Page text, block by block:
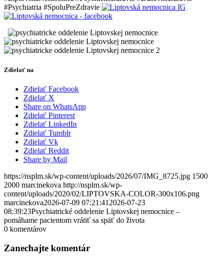
#Psychiatria #SpoluPreZdravie
Zdielať na
Zdielať Facebook
Zdielať X
Share on WhatsApp
Zdielať Pinterest
Zdielať LinkedIn
Zdielať Tumblr
Zdielať Vk
Zdielať Reddit
Share by Mail
https://nsplm.sk/wp-content/uploads/2026/07/IMG_8725.jpg 1500
2000 marcinekova http://nsplm.sk/wp-
content/uploads/2020/02/LIPTOVSKA-COLOR-300x106.png
marcinekova2026-07-09 07:21:41 2026-07-23
08:39:23Psychiatrické oddelenie Liptovskej nemocnice –
pomáhame pacientom vrátiť sa späť do života
0 komentárov
Zanechajte komentár